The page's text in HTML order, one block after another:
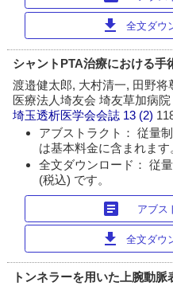
download 全文ダウ
シャントPTA治療における手
渡邉健太郎, 大村清一, 田野将
医療法人埼友会 埼友草加病院
埼玉透析医学会会誌 13 (2)
アブストラクト： 従量
は基本料金に含まれます
全文ダウンロード： 従
(税込) です。
article アブス
download 全文ダウ
トンネラーを用いた上腕動脈